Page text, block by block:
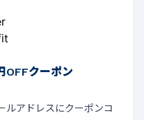
OFFクーポン
ルアドレスにクーポンコ